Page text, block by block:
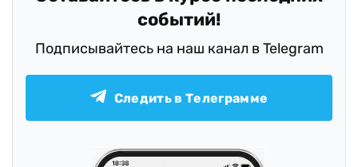
событий!
Подписывайтесь на наш канал в Telegram
Следить в Телеграмме